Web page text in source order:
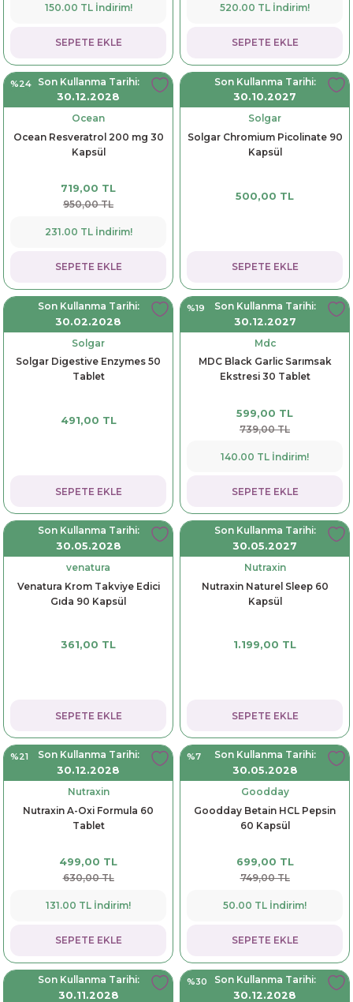
150.00 TL İndirim!
SEPETE EKLE
520.00 TL İndirim!
SEPETE EKLE
%24
Son Kullanma Tarihi:
30.12.2028
Ocean
Ocean Resveratrol 200 mg 30
Kapsül
719,00 TL
950,00 TL
231.00 TL İndirim!
SEPETE EKLE
Son Kullanma Tarihi:
30.10.2027
Solgar
Solgar Chromium Picolinate 90
Kapsül
500,00 TL
SEPETE EKLE
Son Kullanma Tarihi:
30.02.2028
Solgar
Solgar Digestive Enzymes 50
Tablet
491,00 TL
SEPETE EKLE
%19
Son Kullanma Tarihi:
30.12.2027
Mdc
MDC Black Garlic Sarımsak
Ekstresi 30 Tablet
599,00 TL
739,00 TL
140.00 TL İndirim!
SEPETE EKLE
Son Kullanma Tarihi:
30.05.2028
venatura
Venatura Krom Takviye Edici
Gıda 90 Kapsül
361,00 TL
SEPETE EKLE
Son Kullanma Tarihi:
30.05.2027
Nutraxin
Nutraxin Naturel Sleep 60
Kapsül
1.199,00 TL
SEPETE EKLE
%21
Son Kullanma Tarihi:
30.12.2028
Nutraxin
Nutraxin A-Oxi Formula 60
Tablet
499,00 TL
630,00 TL
131.00 TL İndirim!
SEPETE EKLE
%7
Son Kullanma Tarihi:
30.05.2028
Goodday
Goodday Betain HCL Pepsin
60 Kapsül
699,00 TL
749,00 TL
50.00 TL İndirim!
SEPETE EKLE
Son Kullanma Tarihi:
30.11.2028
%30
Son Kullanma Tarihi:
30.12.2028